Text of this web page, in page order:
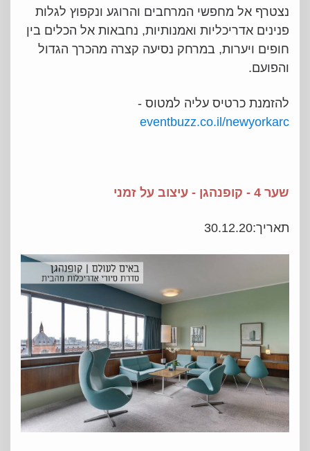
נצטרף אל מחפשי המרחבים והרוגע ונקפוץ לגלות
פנינים אדריכליות ואמנותיות, נחבאות אל הכלים בין
חופים ויערות, במרחק נסיעה קצרה מהכרך הגדול
והפועם.
להזמנת כרטיס עליה למטוס -
eventbuzz.co.il/newyorkarc
שער 4 - קופנהגן - עיצוב על זמני
תאריך:30.12.20